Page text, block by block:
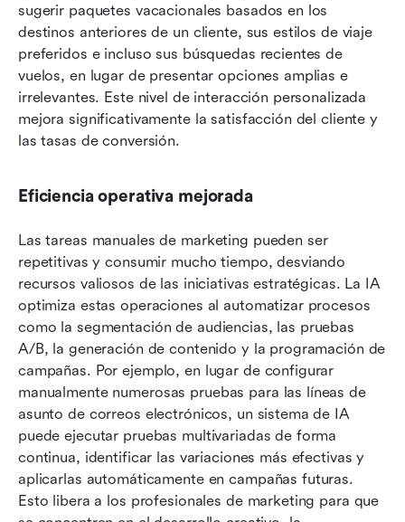
sugerir paquetes vacacionales basados en los
destinos anteriores de un cliente, sus estilos de viaje
preferidos e incluso sus búsquedas recientes de
vuelos, en lugar de presentar opciones amplias e
irrelevantes. Este nivel de interacción personalizada
mejora significativamente la satisfacción del cliente y
las tasas de conversión.
Eficiencia operativa mejorada
Las tareas manuales de marketing pueden ser
repetitivas y consumir mucho tiempo, desviando
recursos valiosos de las iniciativas estratégicas. La IA
optimiza estas operaciones al automatizar procesos
como la segmentación de audiencias, las pruebas
A/B, la generación de contenido y la programación de
campañas. Por ejemplo, en lugar de configurar
manualmente numerosas pruebas para las líneas de
asunto de correos electrónicos, un sistema de IA
puede ejecutar pruebas multivariadas de forma
continua, identificar las variaciones más efectivas y
aplicarlas automáticamente en campañas futuras.
Esto libera a los profesionales de marketing para que